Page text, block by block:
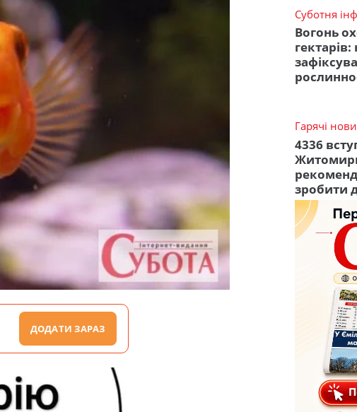
ДОДАТИ ЗАРАЗ
Суботня
Вогонь
Гарячі
4336
зробити